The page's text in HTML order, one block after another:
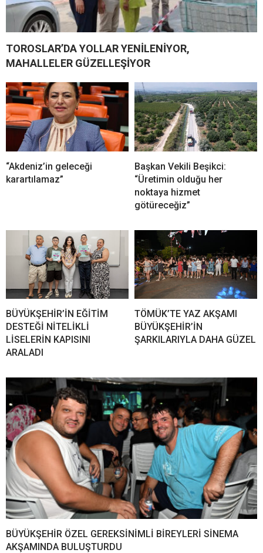
TOROSLAR’DA YOLLAR YENİLENİYOR,
MAHALLELER GÜZELLEŞİYOR
“Akdeniz’in geleceği
karartılamaz”
Başkan Vekili Beşikci:
“Üretimin olduğu her
noktaya hizmet
götüreceğiz”
BÜYÜKŞEHİR’İN EĞİTİM
DESTEĞİ NİTELİKLİ
LİSELERİN KAPISINI
ARALADI
TÖMÜK’TE YAZ AKŞAMI
BÜYÜKŞEHİR’İN
ŞARKILARIYLA DAHA GÜZEL
BÜYÜKŞEHİR ÖZEL GEREKSİNİMLİ BİREYLERİ SİNEMA
AKŞAMINDA BULUŞTURDU